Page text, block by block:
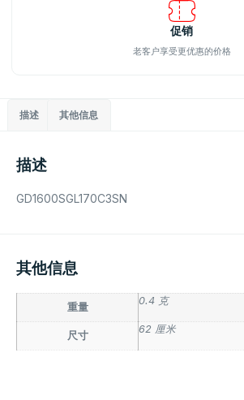
促销
老客户享受更优惠的价格
描述 其他信息
描述
GD1600SGL170C3SN
其他信息
重量
0.4 克
尺寸
62 厘米